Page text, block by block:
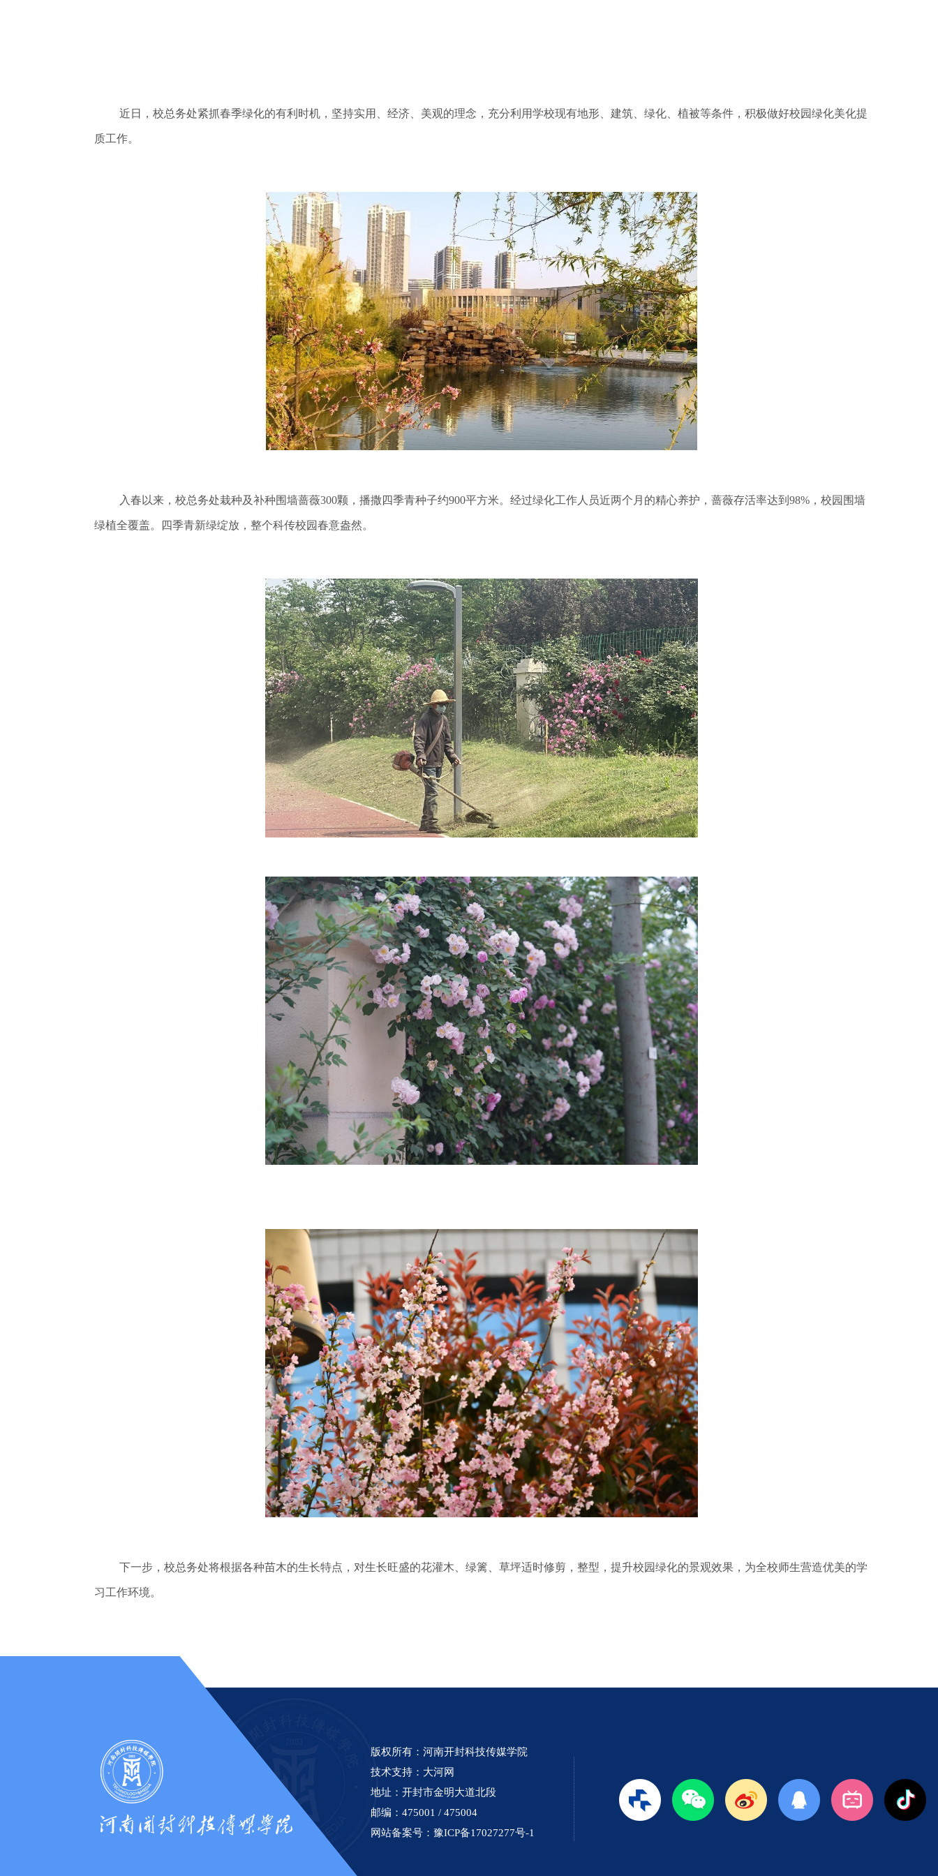
近日，校总务处紧抓春季绿化的有利时机，坚持实用、经济、美观的理念，充分利用学校现有地形、建筑、绿化、植被等条件，积极做好校园绿化美化提
质工作。
入春以来，校总务处栽种及补种围墙蔷薇300颗，播撒四季青种子约900平方米。经过绿化工作人员近两个月的精心养护，蔷薇存活率达到98%，校园围墙
绿植全覆盖。四季青新绿绽放，整个科传校园春意盎然。
下一步，校总务处将根据各种苗木的生长特点，对生长旺盛的花灌木、绿篱、草坪适时修剪，整型，提升校园绿化的景观效果，为全校师生营造优美的学
习工作环境。
版权所有：河南开封科技传媒学院
技术支持： 大河网
地址：开封市金明大道北段
邮编：475001 / 475004
网站备案号： 豫ICP备17027277号-1